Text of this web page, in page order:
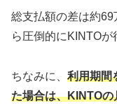
総支払額の差は約
ら圧倒的にKINTOが
ちなみに、 利用期間
た場合は、KINTO